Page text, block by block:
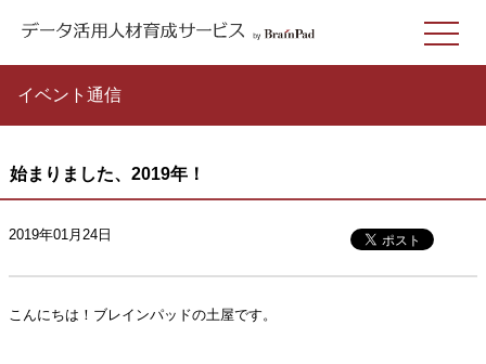
イベント通信
始まりました、2019年！
2019年01月24日
こんにちは！ブレインパッドの土屋です。